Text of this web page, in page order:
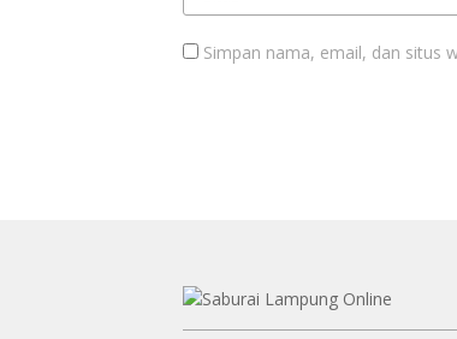
Simpan nama, email, dan situs